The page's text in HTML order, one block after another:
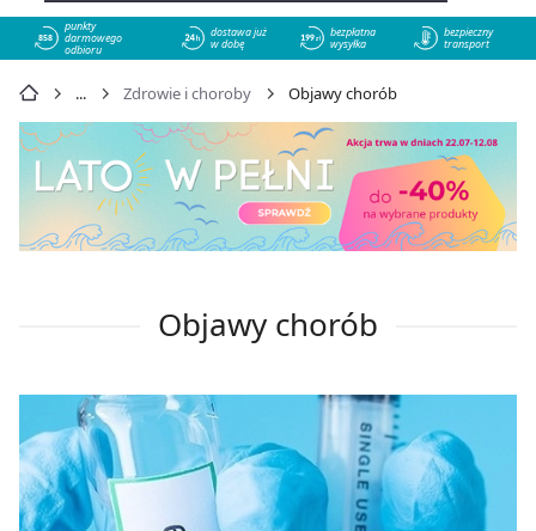
858
punkty
darmowego
odbioru
dostawa już
w dobę
bezpłatna
wysyłka
bezpieczny
transport
Zdrowie i choroby Objawy chorób
Objawy chorób